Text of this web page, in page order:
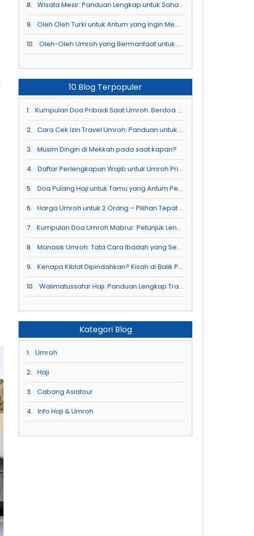
8. Wisata Mesir: Panduan Lengkap untuk Sahabat Asiatour
9. Oleh Oleh Turki untuk Antum yang Ingin Membawa Pulang Kenangan Spesial
10. Oleh-Oleh Umroh yang Bermanfaat untuk Sahabat Asiatour
10 Blog Terpopuler
1. Kumpulan Doa Pribadi Saat Umroh: Berdoa di Tempat Mustajab
2. Cara Cek Izin Travel Umroh: Panduan untuk Antum Ketahui
3. Musim Dingin di Mekkah pada saat kapan?
4. Daftar Perlengkapan Wajib untuk Umroh Pria Selama 12 Hari
5. Doa Pulang Haji untuk Tamu yang Antum Perlu Ketahui
6. Harga Umroh untuk 2 Orang – Pilihan Tepat untuk Ibadah Bersama Pasangan
7. Kumpulan Doa Umroh Mabrur: Petunjuk Lengkap untuk Ibadah di Tanah Suci
8. Manasik Umroh: Tata Cara Ibadah yang Sesuai Sunnah
9. Kenapa Kiblat Dipindahkan? Kisah di Balik Perintah Allah SWT
10. Walimatussafar Haji: Panduan Lengkap Tradisi Penuh Makna untuk Sahabat Asiatour
Kategori Blog
1. Umroh
2. Haji
3. Cabang Asiatour
4. Info Haji & Umroh